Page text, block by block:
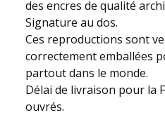
des encres de qualité
Signature au dos.
Ces reproductions sont
correctement emballées
partout dans le monde.
Délai de livraison pour la
ouvrés.